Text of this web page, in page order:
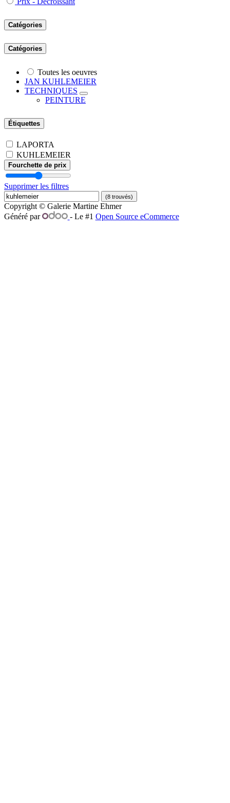
Catégories
Catégories
Toutes les oeuvres
JAN KUHLEMEIER
TECHNIQUES
PEINTURE
Étiquettes
LAPORTA
KUHLEMEIER
Fourchette de prix
Supprimer les filtres
(8 trouvés)
Copyright © Galerie Martine Ehmer
Généré par
- Le #1 Open Source eCommerce